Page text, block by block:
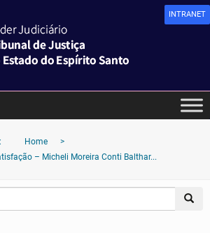
INTRANET
Home
>
– Micheli Moreira Conti Balthar...